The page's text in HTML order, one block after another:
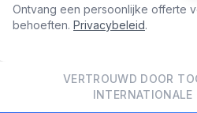
Ontvang een persoonlijke offerte
behoeften. Privacybeleid.
VERTROUWD DOOR
INTERNATIONALE